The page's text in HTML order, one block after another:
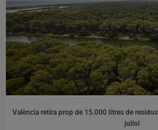
València retira prop de 15.000 litres de
juliol